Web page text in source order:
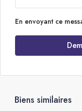
En envoyant ce
Biens similaires